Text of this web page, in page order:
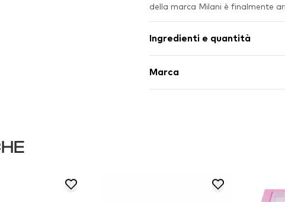
della marca Milani è finalmente
Ingredienti e quantità
Marca